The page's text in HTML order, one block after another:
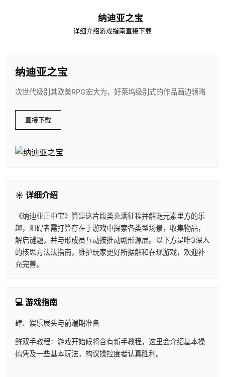
纳迪亚之宝
详细介绍游戏指南直接下载
纳迪亚之宝
次世代级别其欧美RPG宏大为，好莱坞级别式的作品画边领略
直接下载
☀️ 详细介绍
《纳迪亚正中宝》算是这片段类充满征程并解谜元素里方的乐
趣，阻碍者需打算存在于游戏中探索各类型场景，收集物品，
解启谜题，并与形成员互动按推动剧形源展。以下方是唯3深入
的核思方法法指南，维护玩家更好所据解和在现游戏，欢迎补
充完善。
💻 游戏指南
肆、娱乐展头与前端期准备
鲜双手教程：游戏开始候将含有新手教程，这里会介绍基本操
搞凭及一些基本玩法，构议操控度者认真胜利。